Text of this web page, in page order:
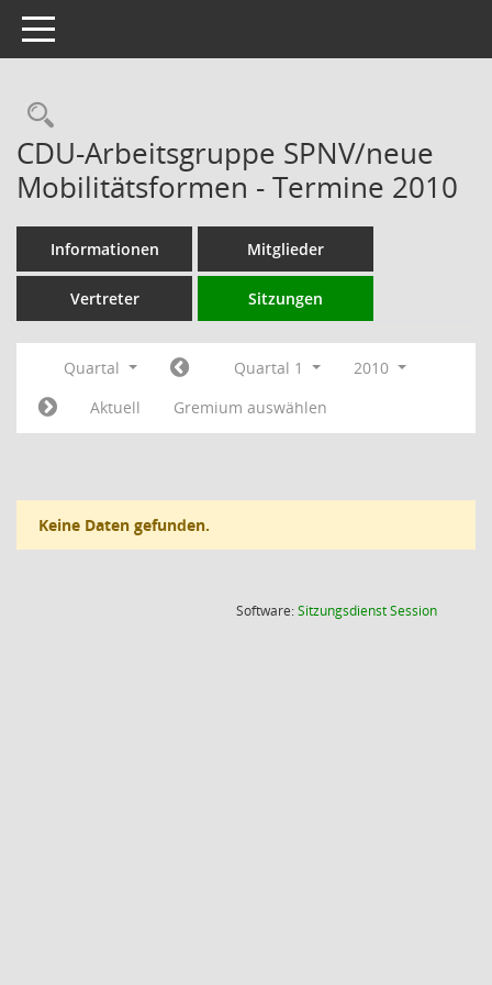
Toggle navigation
Rechercheauswahl
CDU-Arbeitsgruppe SPNV/neue
Mobilitätsformen - Termine 2010
Informationen Mitglieder
Vertreter Sitzungen
Quartal Quartal 1
2010
Aktuell
Gremium auswählen
Keine Daten gefunden.
Software:SitzungsdienstSession(Wird in